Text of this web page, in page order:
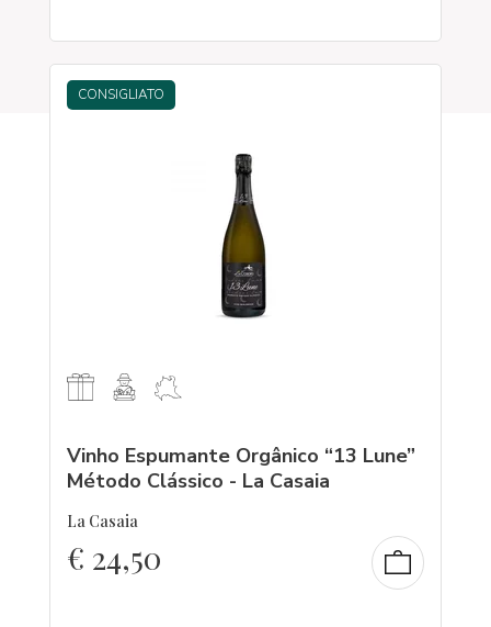
CONSIGLIATO
Vinho Espumante Orgânico “13 Lune”
Método Clássico - La Casaia
La Casaia
€ 24,50